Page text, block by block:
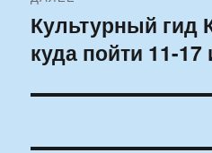
Следующая
запись:
Культурный гид
куда пойти 11-